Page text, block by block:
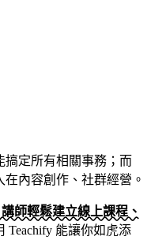
搞定所有相關事務；而
內容創作、社群經營。
師輕鬆建立線上課程、
Teachify 能讓你如虎添